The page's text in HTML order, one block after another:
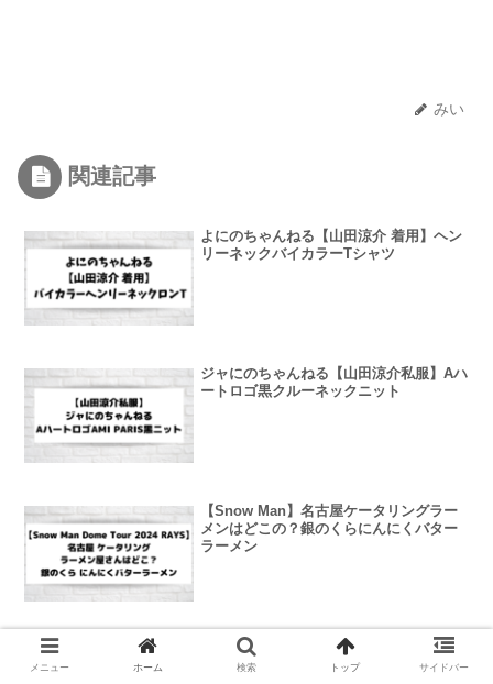
みい
関連記事
よにのちゃんねる【山田涼介 着用】ヘン
リーネックバイカラーTシャツ
ジャにのちゃんねる【山田涼介私服】Aハ
ートロゴ黒クルーネックニット
【Snow Man】名古屋ケータリングラー
メンはどこの？銀のくらにんにくバター
ラーメン
THE夜会【中島健人 着用】グレーのパー
カー・青のジップアップニットカーディ
メニュー ホーム 検索 トップ サイドバー